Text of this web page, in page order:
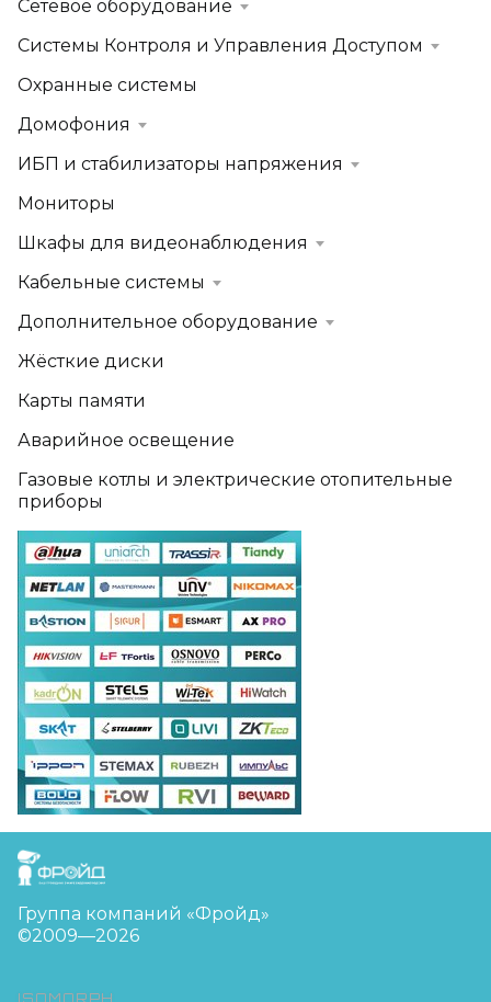
Сетевое оборудование
Системы Контроля и Управления Доступом
Охранные системы
Домофония
ИБП и стабилизаторы напряжения
Мониторы
Шкафы для видеонаблюдения
Кабельные системы
Дополнительное оборудование
Жёсткие диски
Карты памяти
Аварийное освещение
Газовые котлы и электрические отопительные
приборы
FreudGroup
Группа компаний «Фройд»
©2009—2026
ISOMORPH